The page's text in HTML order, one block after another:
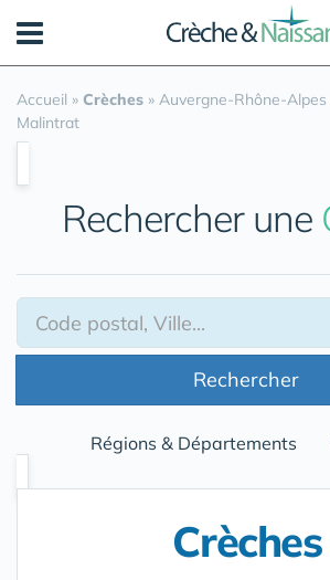
Accueil » Crèches » Auvergne-Rhône-Alpes
Malintrat
Rechercher une
Rechercher
Régions & Départements
Crèches